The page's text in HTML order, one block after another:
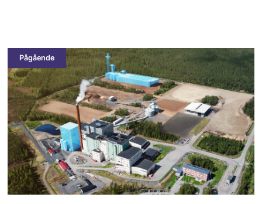
Pågående